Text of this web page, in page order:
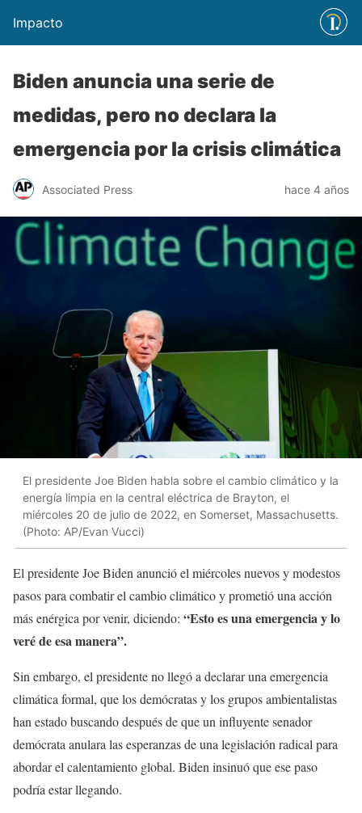
Impacto
Biden anuncia una serie de
medidas, pero no declara la
emergencia por la crisis climática
Associated Press hace 4 años
El presidente Joe Biden habla sobre el cambio climático y la
energía limpia en la central eléctrica de Brayton, el
miércoles 20 de julio de 2022, en Somerset, Massachusetts.
(Photo: AP/Evan Vucci)
El presidente Joe Biden anunció el miércoles nuevos y modestos
pasos para combatir el cambio climático y prometió una acción
más enérgica por venir, diciendo: “Esto es una emergencia y lo
veré de esa manera”.
Sin embargo, el presidente no llegó a declarar una emergencia
climática formal, que los demócratas y los grupos ambientalistas
han estado buscando después de que un influyente senador
demócrata anulara las esperanzas de una legislación radical para
abordar el calentamiento global. Biden insinuó que ese paso
podría estar llegando.